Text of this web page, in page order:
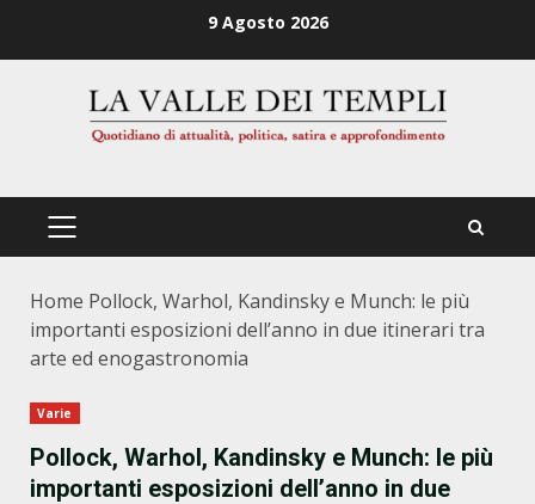
9 Agosto 2026
PRIMÄRES
Home Pollock, Warhol, Kandinsky e Munch: le più
importanti esposizioni dell’anno in due itinerari tra
arte ed enogastronomia
Varie
Pollock, Warhol, Kandinsky e Munch: le più
importanti esposizioni dell’anno in due